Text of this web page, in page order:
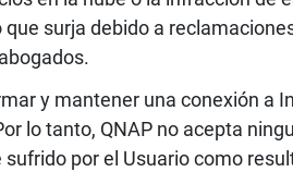
surja debido a
y mantener una conexión a
lo tanto, QNAP no acepta
por el Usuario como